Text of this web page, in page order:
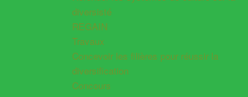
diversisté
REGAIN
Travaux
Concevoir les filières pour réussir la
diversification
Concours